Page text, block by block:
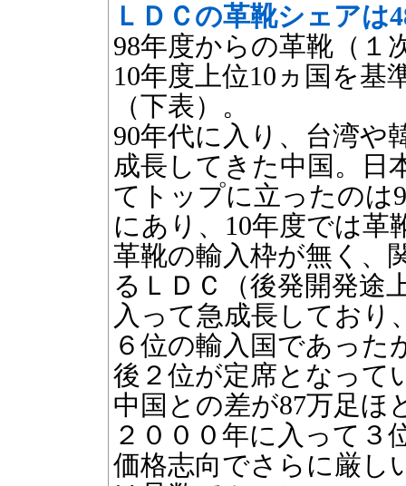
ＬＤＣの革靴シェアは
98年度からの革靴（１
10年度上位10ヵ国を基
（下表）。
90年代に入り、台湾や
成長してきた中国。日
てトップに立ったのは
にあり、10年度では革
革靴の輸入枠が無く、
るＬＤＣ（後発開発途
入って急成長しており
６位の輸入国であった
後２位が定席となって
中国との差が87万足ほ
２０００年に入って３
価格志向でさらに厳し